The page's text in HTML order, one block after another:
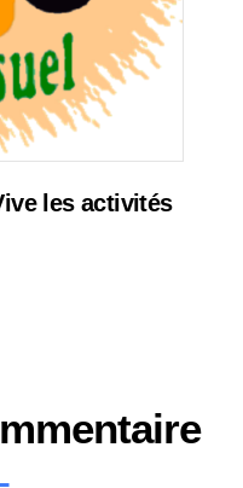
les activités